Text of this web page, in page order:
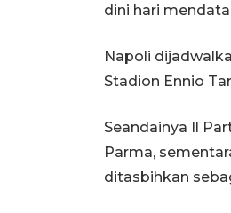
dini hari
Napoli
Stadion Ennio
Seandainya Il
Parma,
ditasbihkan